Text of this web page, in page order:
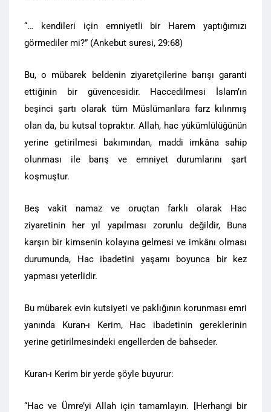
“… kendileri için emniyetli bir Harem yaptığımızı
görmediler mi?” (Ankebut suresi, 29:68)
Bu, o mübarek beldenin ziyaretçilerine barışı garanti
ettiğinin bir güvencesidir. Haccedilmesi İslam’ın
beşinci şartı olarak tüm Müslümanlara farz kılınmış
olan da, bu kutsal topraktır. Allah, hac yükümlülüğünün
yerine getirilmesi bakımından, maddi imkâna sahip
olunması ile barış ve emniyet durumlarını şart
koşmuştur.
Beş vakit namaz ve oruçtan farklı olarak Hac
ziyaretinin her yıl yapılması zorunlu değildir, Buna
karşın bir kimsenin kolayına gelmesi ve imkânı olması
durumunda, Hac ibadetini yaşamı boyunca bir kez
yapması yeterlidir.
Bu mübarek evin kutsiyeti ve paklığının korunması emri
yanında Kuran-ı Kerim, Hac ibadetinin gereklerinin
yerine getirilmesindeki engellerden de bahseder.
Kuran-ı Kerim bir yerde şöyle buyurur:
“Hac ve Ümre’yi Allah için tamamlayın. [Herhangi bir